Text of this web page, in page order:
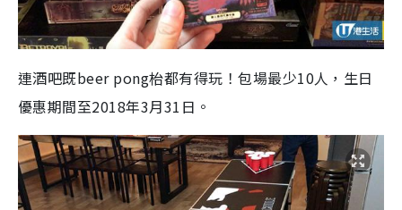
連酒吧既beer pong枱都有得玩！包場最少10人，生日
優惠期間至2018年3月31日。